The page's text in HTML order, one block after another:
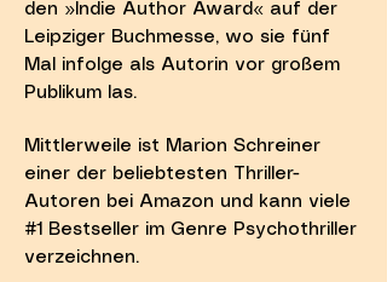
den »Indie Author Award« auf der
Leipziger Buchmesse, wo sie fünf
Mal infolge als Autorin vor großem
Publikum las.
Mittlerweile ist Marion Schreiner
einer der beliebtesten Thriller-
Autoren bei Amazon und kann viele
#1 Bestseller im Genre Psychothriller
verzeichnen.